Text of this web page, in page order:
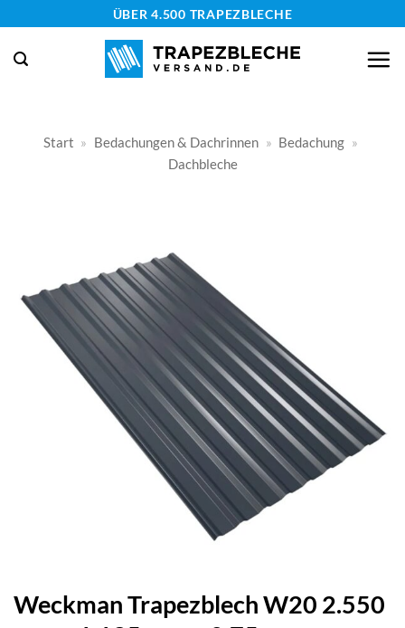
springen
ÜBER 4.500 TRAPEZBLECHE
Start » Bedachungen & Dachrinnen » Bedachung »
Dachbleche
Weckman Trapezblech W20 2.550